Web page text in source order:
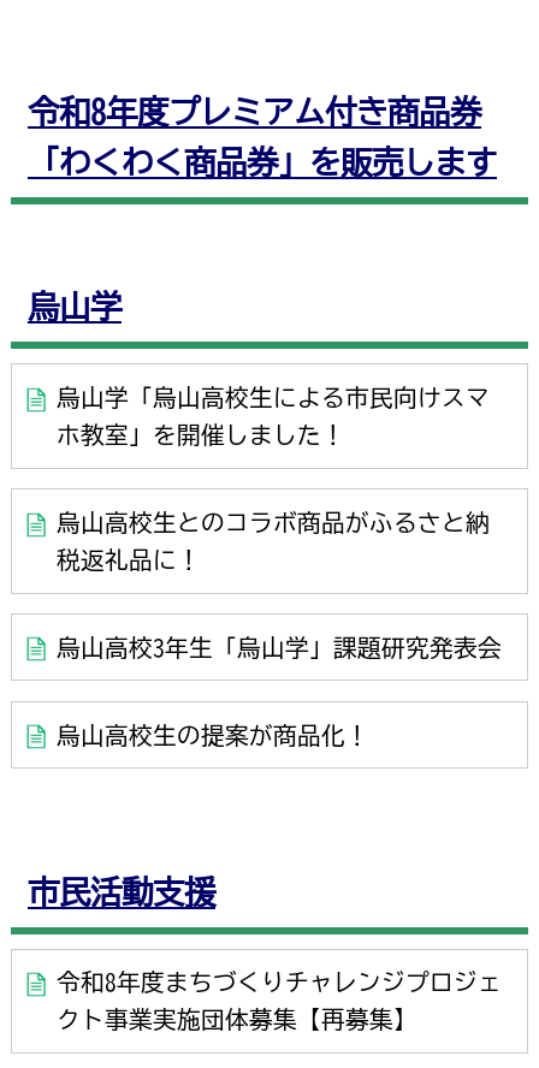
令和8年度プレミアム付き商品券
「わくわく商品券」を販売します
烏山学
烏山学「烏山高校生による市民向けスマ
ホ教室」を開催しました！
烏山高校生とのコラボ商品がふるさと納
税返礼品に！
烏山高校3年生「烏山学」課題研究発表会
烏山高校生の提案が商品化！
市民活動支援
令和8年度まちづくりチャレンジプロジェ
クト事業実施団体募集【再募集】